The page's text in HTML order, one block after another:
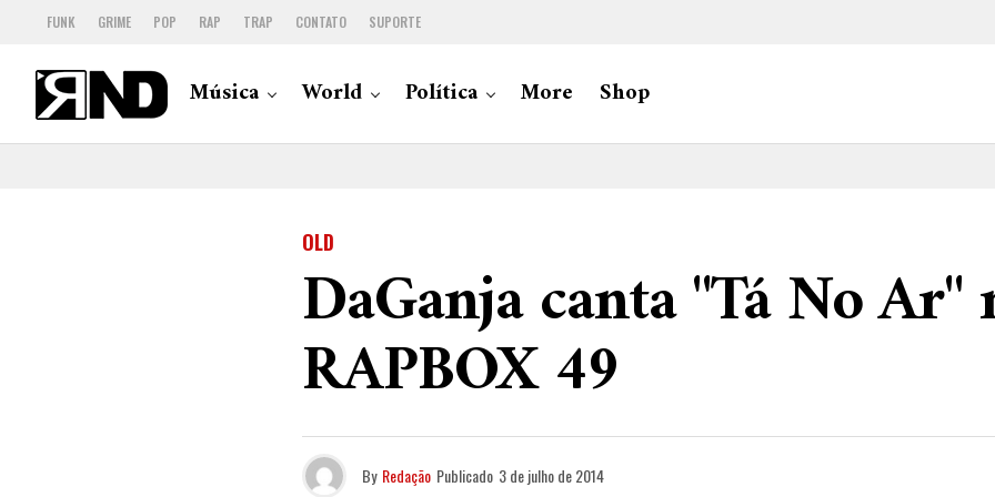
FUNK GRIME POP RAP TRAP CONTATO SUPORTE
Música World Política More Shop
OLD
DaGanja canta "Tá No Ar"
RAPBOX 49
By Redação Publicado 3 de julho de 2014